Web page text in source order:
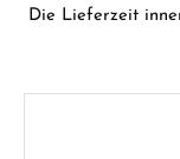
Die Lieferzeit